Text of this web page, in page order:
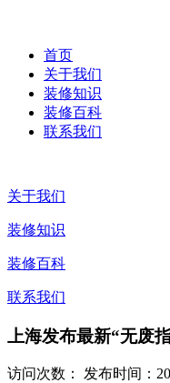
首页
关于我们
装修知识
装修百科
联系我们
关于我们
装修知识
装修百科
联系我们
上海发布最新“无废
访问次数： 发布时间：